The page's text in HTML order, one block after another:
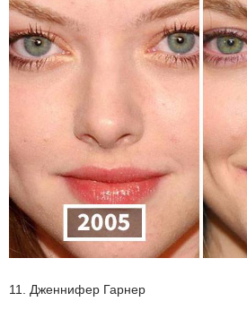
11. Дженнифер Гарнер